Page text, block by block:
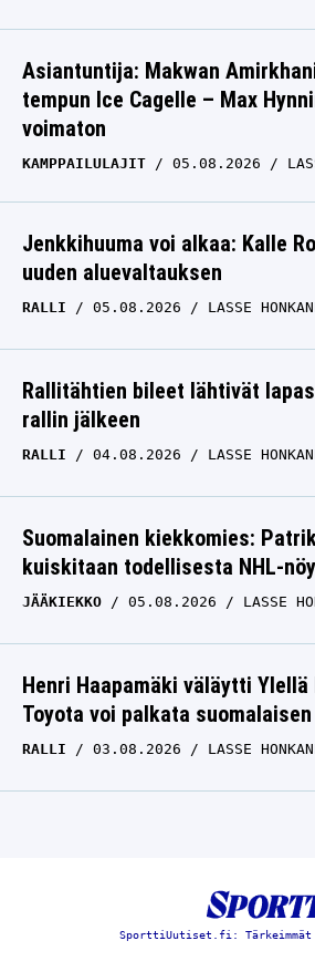
Asiantuntija: Makwan
tempun Ice Cagelle – Max
voimaton
KAMPPAILULAJIT 05.08.2026
Jenkkihuuma voi alkaa: Kalle
uuden aluevaltauksen
RALLI 05.08.2026 LASSE
Rallitähtien bileet lähtivät
rallin jälkeen
RALLI 04.08.2026 LASSE
Suomalainen kiekkomies:
kuiskitaan todellisesta NHL-
JÄÄKIEKKO 05.08.2026 LASSE
Henri Haapamäki väläytti
Toyota voi palkata
RALLI 03.08.2026 LASSE
SporttiUutiset.fi: